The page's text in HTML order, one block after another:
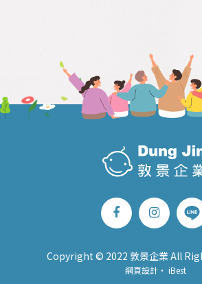
Copyright © 2022 敦景企業 All
網頁設計‧ iBest